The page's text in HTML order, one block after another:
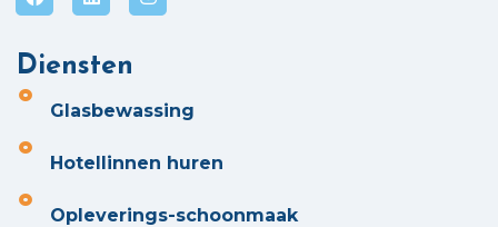
Diensten
Glasbewassing
Hotellinnen huren
Opleverings-schoonmaak